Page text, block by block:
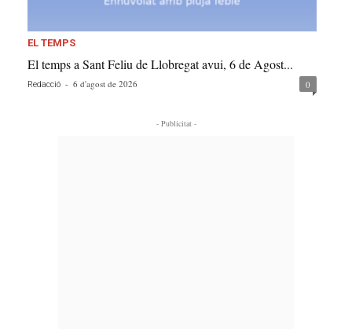
EL TEMPS
El temps a Sant Feliu de Llobregat avui, 6 de Agost...
Redacció - 6 d'agost de 2026 0
- Publicitat -